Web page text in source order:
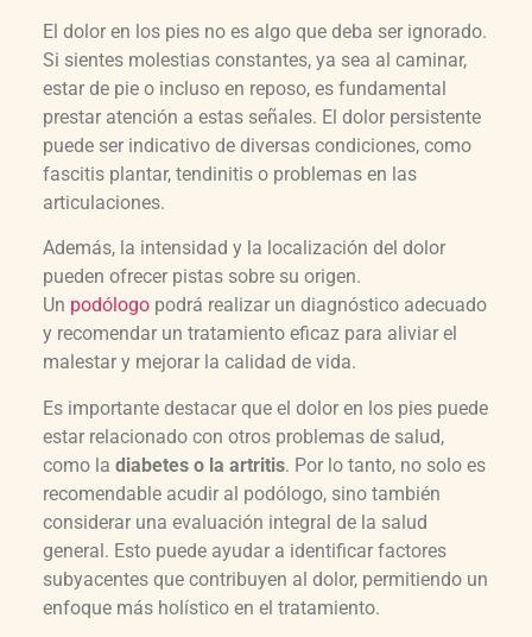
El dolor en los pies no es algo que deba ser ignorado.
Si sientes molestias constantes, ya sea al caminar,
estar de pie o incluso en reposo, es fundamental
prestar atención a estas señales. El dolor persistente
puede ser indicativo de diversas condiciones, como
fascitis plantar, tendinitis o problemas en las
articulaciones.
Además, la intensidad y la localización del dolor
pueden ofrecer pistas sobre su origen.
Un podólogopodrá realizar un diagnóstico adecuado
y recomendar un tratamiento eficaz para aliviar el
malestar y mejorar la calidad de vida.
Es importante destacar que el dolor en los pies puede
estar relacionado con otros problemas de salud,
como la diabetes o la artritis. Por lo tanto, no solo es
recomendable acudir al podólogo, sino también
considerar una evaluación integral de la salud
general. Esto puede ayudar a identificar factores
subyacentes que contribuyen al dolor, permitiendo un
enfoque más holístico en el tratamiento.